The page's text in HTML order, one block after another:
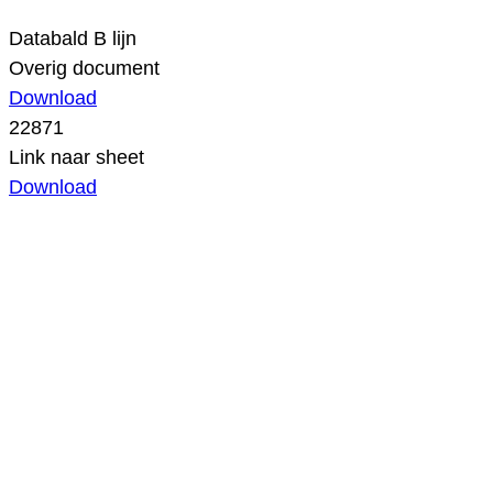
Databald B lijn
Overig document
Download
22871
Link naar sheet
Download